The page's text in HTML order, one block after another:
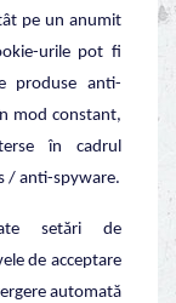
pe un anumit
urile pot fi
produse anti-
mod constant,
în cadrul
/ anti-spyware.
setări de
de acceptare
automată